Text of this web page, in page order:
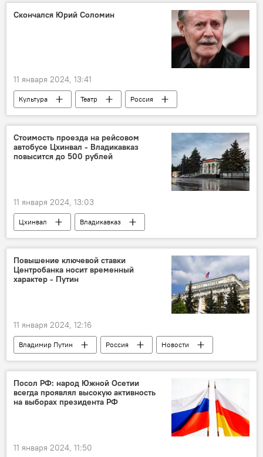
УГИБДД МВД Южной Осетии
Скончался Юрий Соломин
11 января 2024, 13:41
Культура Театр
Россия
Новости
Общество
Стоимость проезда на рейсовом
автобусе Цхинвал - Владикавказ
повысится до 500 рублей
11 января 2024, 13:03
Цхинвал
Владикавказ
Южная Осетия
Общество
Транспорт
Новости
Повышение ключевой ставки
Центробанка носит временный
характер - Путин
11 января 2024, 12:16
Владимир Путин Россия
Новости
Центробанк России
Посол РФ: народ Южной Осетии
всегда проявлял высокую активность
на выборах президента РФ
11 января 2024, 11:50